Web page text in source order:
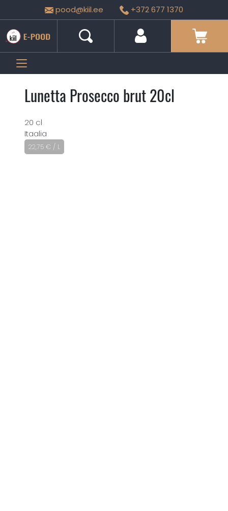
pood@kiil.ee +372 677 1370
Lunetta Prosecco brut 20cl
20 cl
Itaalia
22,75 € / L